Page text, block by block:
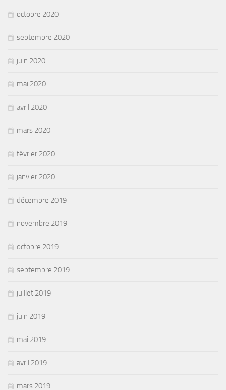
octobre 2020
septembre 2020
juin 2020
mai 2020
avril 2020
mars 2020
février 2020
janvier 2020
décembre 2019
novembre 2019
octobre 2019
septembre 2019
juillet 2019
juin 2019
mai 2019
avril 2019
mars 2019